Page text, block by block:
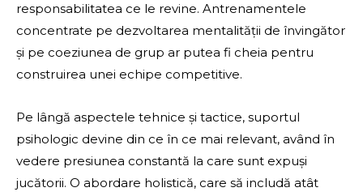
responsabilitatea ce le revine. Antrenamentele
concentrate pe dezvoltarea mentalității de învingător
și pe coeziunea de grup ar putea fi cheia pentru
construirea unei echipe competitive.
Pe lângă aspectele tehnice și tactice, suportul
psihologic devine din ce în ce mai relevant, având în
vedere presiunea constantă la care sunt expuși
jucătorii. O abordare holistică, care să includă atât